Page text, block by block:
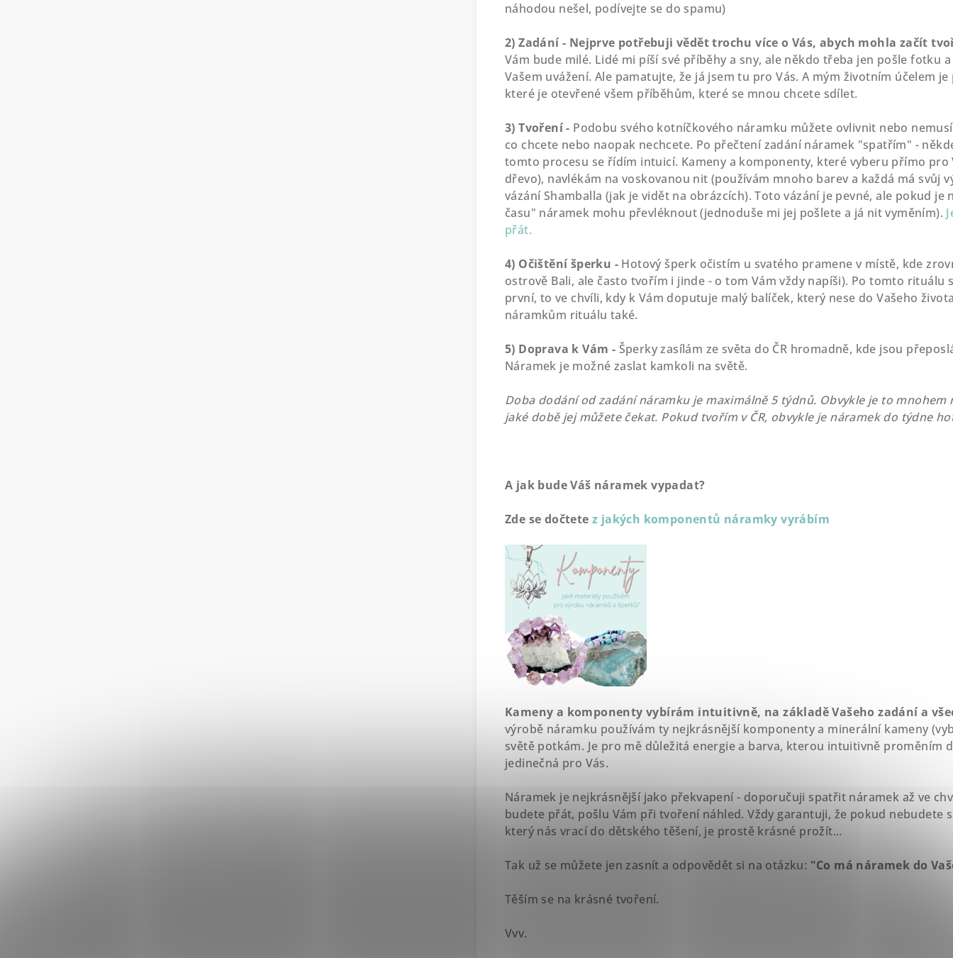
náhodou nešel, podívejte se do spamu)
2) Zadání - Nejprve potřebuji vědět trochu více o Vás, abych mohla začít
Vám bude milé. Lidé mi píší své příběhy a sny, ale někdo třeba jen pošle fotku
Vašem uvážení. Ale pamatujte, že já jsem tu pro Vás. A mým životním účelem
které je otevřené všem příběhům, které se mnou chcete sdílet.
3) Tvoření - Podobu svého kotníčkového náramku můžete ovlivnit nebo
co chcete nebo naopak nechcete. Po přečtení zadání náramek "spatřím" -
tomto procesu se řídím intuicí. Kameny a komponenty, které vyberu přímo
dřevo), navlékám na voskovanou nit (používám mnoho barev a každá má svůj
vázání Shamballa (jak je vidět na obrázcích). Toto vázání je pevné, ale pokud
času" náramek mohu převléknout (jednoduše mi jej pošlete a já nit vyměním).
přát.
4) Očištění šperku - Hotový šperk očistím u svatého pramene v místě, kde
ostrově Bali, ale často tvořím i jinde - o tom Vám vždy napíši). Po tomto rituálu
první, to ve chvíli, kdy k Vám doputuje malý balíček, který nese do Vašeho
náramkům rituálu také.
5) Doprava k Vám - Šperkyzasílám ze světa do ČR hromadně, kde jsou
Náramek je možné zaslat kamkoli na světě.
Doba dodání od zadání náramku je maximálně 5 týdnů. Obvykle je to
jaké době jej můžete čekat. Pokud tvořím v ČR, obvykle je náramek do týdne
A jak bude Váš náramek vypadat?
Zde se dočtete z jakých komponentů náramky vyrábím
Kameny a komponenty vybírám intuitivně, na základě Vašeho zadání a
výrobě náramku používám ty nejkrásnější komponenty a minerální kameny
světě potkám. Je pro mě důležitá energie a barva, kterou intuitivně proměním
jedinečná pro Vás.
Náramek je nejkrásnější jako překvapení - doporučuji spatřit náramek až ve
budete přát, pošlu Vám při tvoření náhled. Vždy garantuji, že pokud nebudete
který nás vrací do dětského těšení, je prostě krásné prožít...
Tak už se můžete jen zasnít a odpovědět si na otázku: "Co má náramek do
Těším se na krásné tvoření.
Vvv.